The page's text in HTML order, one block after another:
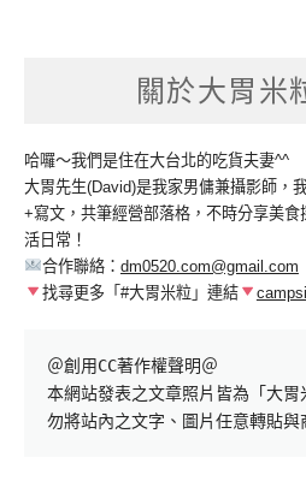
關於大胃米
哈囉～我們是住在大台北的吃貨夫妻^^
大胃先生(David)是我家男傭兼攝影師，
+寫文，共筆經營部落格，不時分享美
活日常！
合作聯絡： dm0520.com@gmail.com
找尋更多「#大胃米粒」連結
＠創用CC著作權聲明＠
本網站發表之文章照片皆為「大
勿將站內之文字、圖片任意轉貼與